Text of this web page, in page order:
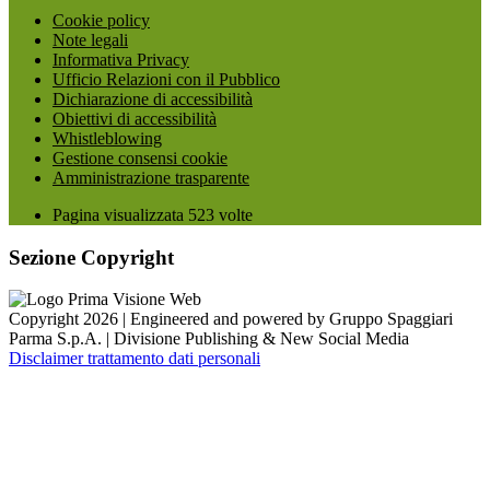
Cookie policy
Note legali
Informativa Privacy
Ufficio Relazioni con il Pubblico
Dichiarazione di accessibilità
Obiettivi di accessibilità
Whistleblowing
Gestione consensi cookie
Amministrazione trasparente
Pagina visualizzata 523 volte
Sezione Copyright
Copyright 2026 | Engineered and powered by Gruppo Spaggiari
Parma S.p.A. | Divisione Publishing & New Social Media
Disclaimer trattamento dati personali